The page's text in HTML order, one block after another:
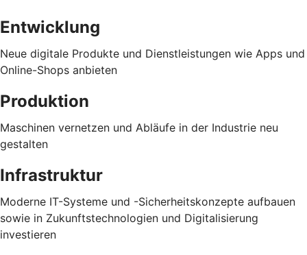
Entwicklung
Neue digitale Produkte und Dienstleistungen wie Apps und
Online-Shops anbieten
Produktion
Maschinen vernetzen und Abläufe in der Industrie neu
gestalten
Infrastruktur
Moderne IT-Systeme und -Sicherheitskonzepte aufbauen
sowie in Zukunftstechnologien und Digitalisierung
investieren